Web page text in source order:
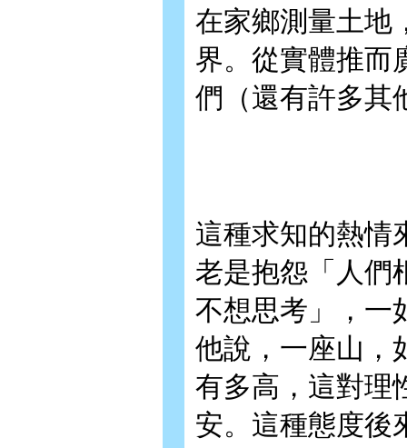
在家鄉測量土地
界。從實體推而
們（還有許多其
這種求知的熱情
老是抱怨「人
不想思考」，一
他說，一座山，
有多高，這對理
安。這種態度後